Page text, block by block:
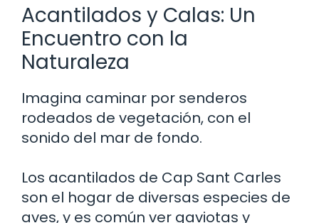
Acantilados y Calas: Un
Encuentro con la
Naturaleza
Imagina caminar por senderos
rodeados de vegetación, con el
sonido del mar de fondo.
Los acantilados de Cap Sant Carles
son el hogar de diversas especies de
aves, y es común ver gaviotas y